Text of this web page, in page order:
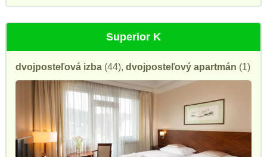
Superior K
dvojposteľová izba (44), dvojposteľový apartmán (1)